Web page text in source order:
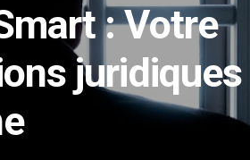
: Votre
juridiques